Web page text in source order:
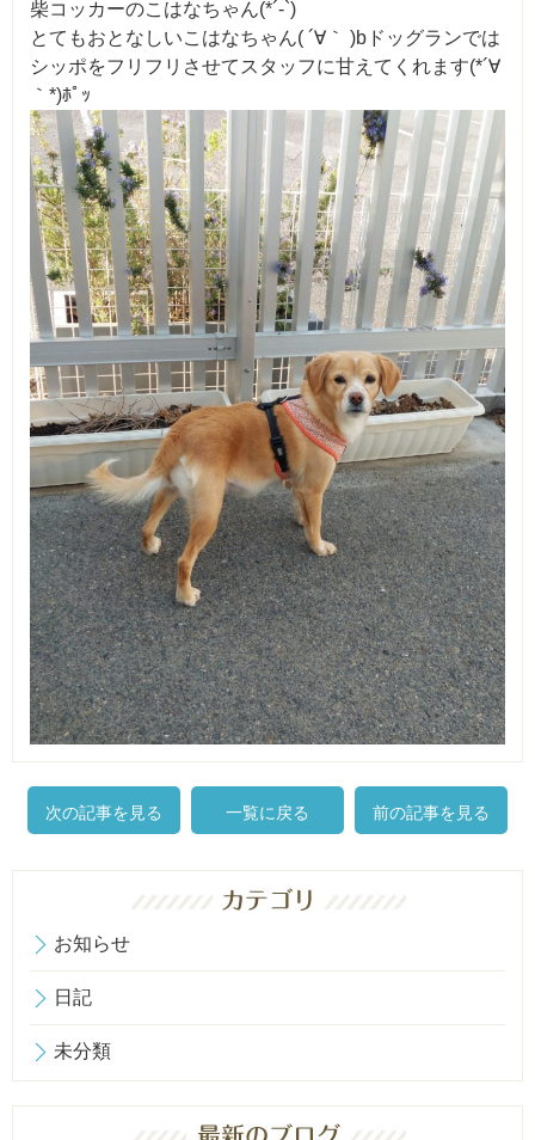
柴コッカーのこはなちゃん(*´-`)
とてもおとなしいこはなちゃん( ´∀｀ )bドッグランでは
シッポをフリフリさせてスタッフに甘えてくれます(*´∀
｀*)ﾎﾟｯ
次の記事を見る 一覧に戻る 前の記事を見る
お知らせ
日記
未分類